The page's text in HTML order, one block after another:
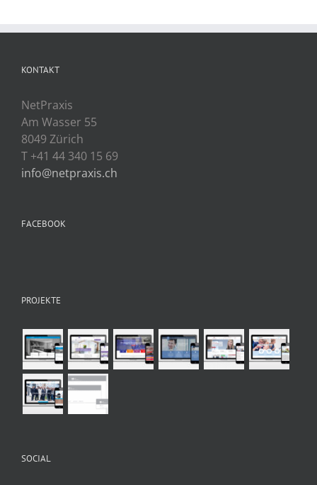
KONTAKT
NetPraxis
Am Wasser 55
8049 Zürich
T +41 44 340 15 69
info@netpraxis.ch
FACEBOOK
PROJEKTE
SOCIAL